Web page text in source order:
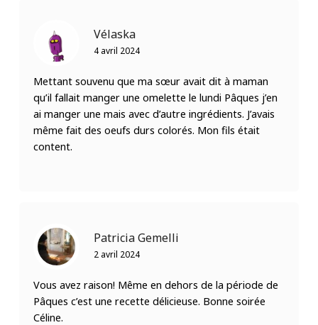
Vélaska
4 avril 2024
Mettant souvenu que ma sœur avait dit à maman
qu’il fallait manger une omelette le lundi Pâques j’en
ai manger une mais avec d’autre ingrédients. J’avais
même fait des oeufs durs colorés. Mon fils était
content.
Patricia Gemelli
2 avril 2024
Vous avez raison! Même en dehors de la période de
Pâques c’est une recette délicieuse. Bonne soirée
Céline.